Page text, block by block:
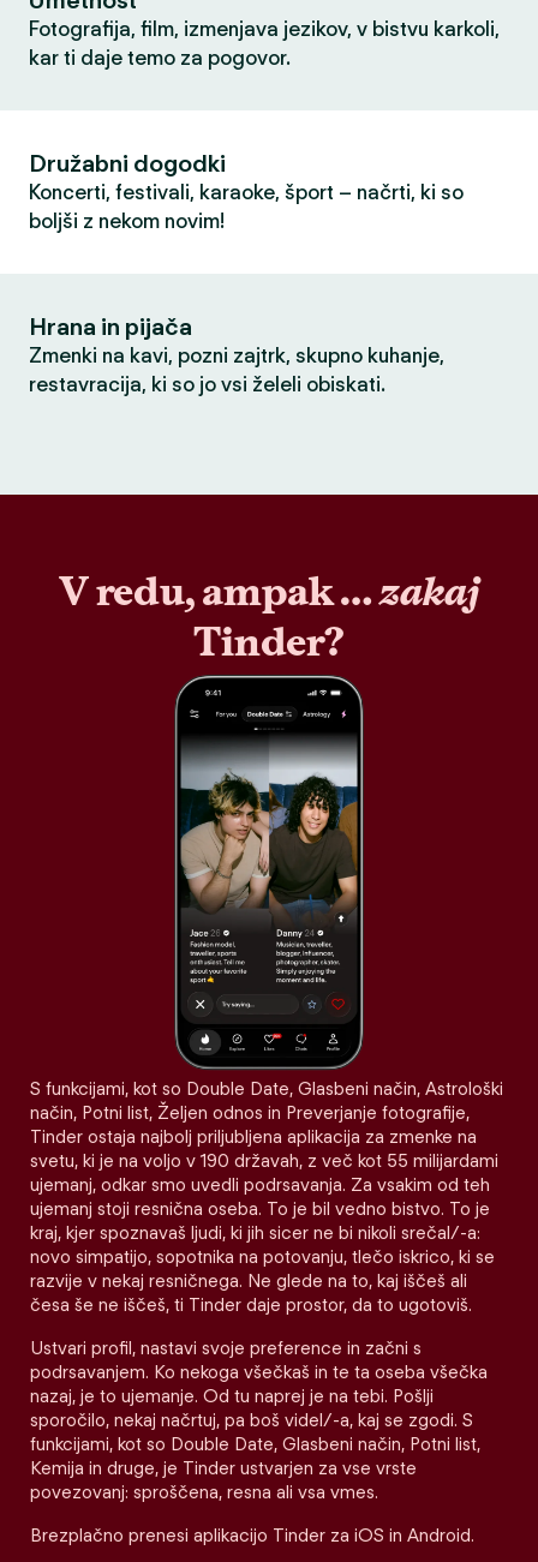
Fotografija, film, izmenjava jezikov, v bistvu karkoli,
kar ti daje temo za pogovor.
Družabni dogodki
Koncerti, festivali, karaoke, šport – načrti, ki so
boljši z nekom novim!
Hrana in pijača
Zmenki na kavi, pozni zajtrk, skupno kuhanje,
restavracija, ki so jo vsi želeli obiskati.
V redu, ampak …zakaj
Tinder?
S funkcijami, kot so Double Date, Glasbeni način, Astrološki
način, Potni list, Željen odnos in Preverjanje fotografije,
Tinder ostaja najbolj priljubljena aplikacija za zmenke na
svetu, ki je na voljo v 190 državah, z več kot 55 milijardami
ujemanj, odkar smo uvedli podrsavanja. Za vsakim od teh
ujemanj stoji resnična oseba. To je bil vedno bistvo. To je
kraj, kjer spoznavaš ljudi, ki jih sicer ne bi nikoli srečal/-a:
novo simpatijo, sopotnika na potovanju, tlečo iskrico, ki se
razvije v nekaj resničnega. Ne glede na to, kaj iščeš ali
česa še ne iščeš, ti Tinder daje prostor, da to ugotoviš.
Ustvari profil, nastavi svoje preference in začni s
podrsavanjem. Ko nekoga všečkaš in te ta oseba všečka
nazaj, je to ujemanje. Od tu naprej je na tebi. Pošlji
sporočilo, nekaj načrtuj, pa boš videl/-a, kaj se zgodi. S
funkcijami, kot so Double Date, Glasbeni način, Potni list,
Kemija in druge, je Tinder ustvarjen za vse vrste
povezovanj: sproščena, resna ali vsa vmes.
Brezplačno prenesi aplikacijo Tinder za iOS in Android.